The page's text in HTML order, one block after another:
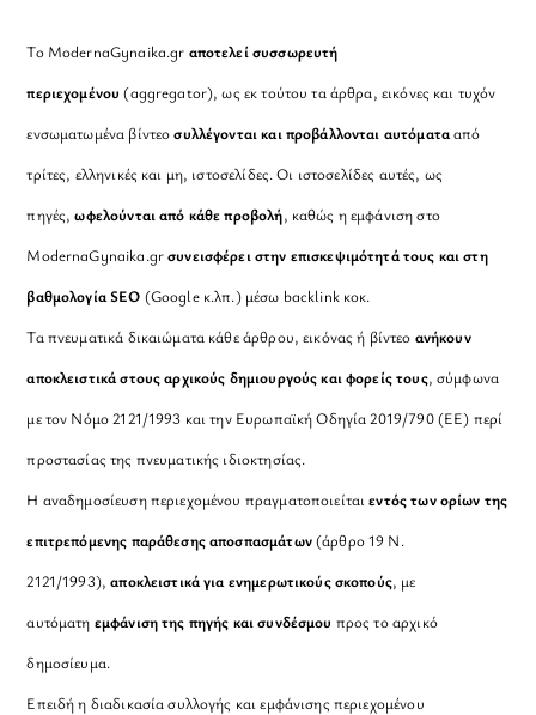
Το ModernaGynaika.gr αποτελεί συσσωρευτή
περιεχομένου (aggregator), ως εκ τούτου τα άρθρα, εικόνες και τυχόν
ενσωματωμένα βίντεοσυλλέγονται και προβάλλονται αυτόματααπό
τρίτες, ελληνικές και μη, ιστοσελίδες. Οι ιστοσελίδες αυτές, ως
πηγές,ωφελούνται από κάθε προβολή, καθώς η εμφάνιση στο
ModernaGynaika.grσυνεισφέρει στην επισκεψιμότητά τους και στη
βαθμολογία SEO (Google κ.λπ.) μέσω backlink κοκ.
Τα πνευματικά δικαιώματα κάθε άρθρου, εικόνας ή βίντεο ανήκουν
αποκλειστικά στους αρχικούς δημιουργούς και φορείς τους, σύμφωνα
με τον Νόμο 2121/1993 και την Ευρωπαϊκή Οδηγία 2019/790 (ΕΕ) περί
προστασίας της πνευματικής ιδιοκτησίας.
Η αναδημοσίευση περιεχομένου πραγματοποιείταιεντός των ορίων της
επιτρεπόμενης παράθεσης αποσπασμάτων(άρθρο 19 Ν.
2121/1993), αποκλειστικά για ενημερωτικούς σκοπούς, με
αυτόματη εμφάνιση της πηγής και συνδέσμου προς το αρχικό
δημοσίευμα.
Επειδή η διαδικασία συλλογής και εμφάνισης περιεχομένου